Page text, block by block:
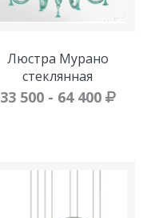
Люстра Мурано
стеклянная
33 500 - 64 400